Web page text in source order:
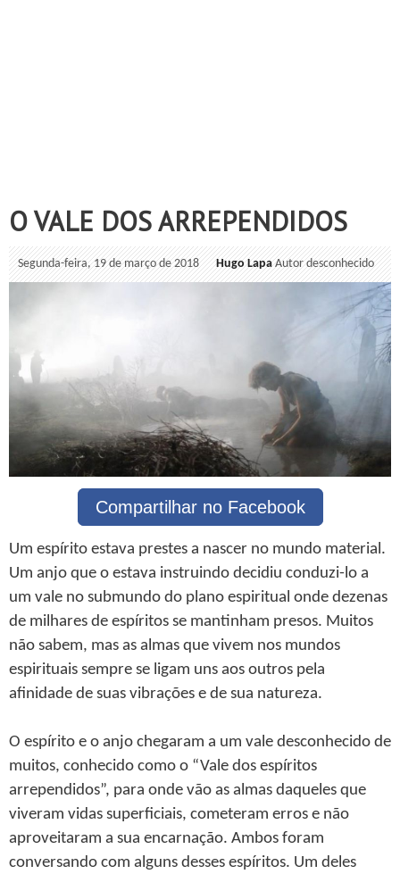
O VALE DOS ARREPENDIDOS
Segunda-feira, 19 de março de 2018 Hugo Lapa Autor desconhecido
Compartilhar no Facebook
Um espírito estava prestes a nascer no mundo material.
Um anjo que o estava instruindo decidiu conduzi-lo a
um vale no submundo do plano espiritual onde dezenas
de milhares de espíritos se mantinham presos. Muitos
não sabem, mas as almas que vivem nos mundos
espirituais sempre se ligam uns aos outros pela
afinidade de suas vibrações e de sua natureza.
O espírito e o anjo chegaram a um vale desconhecido de
muitos, conhecido como o “Vale dos espíritos
arrependidos”, para onde vão as almas daqueles que
viveram vidas superficiais, cometeram erros e não
aproveitaram a sua encarnação. Ambos foram
conversando com alguns desses espíritos. Um deles